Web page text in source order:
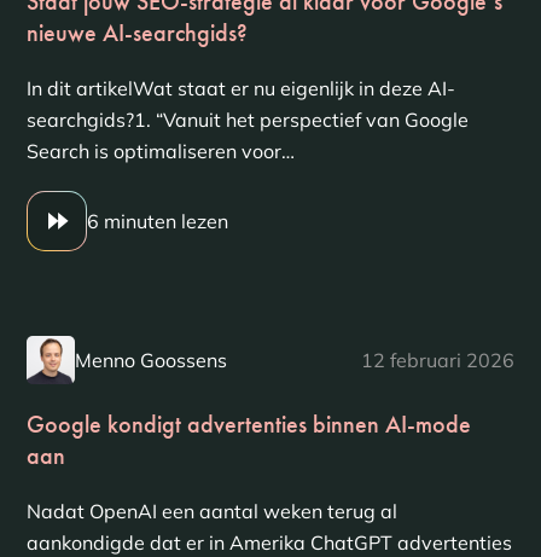
nieuwe AI-searchgids?
In dit artikelWat staat er nu eigenlijk in deze AI-
searchgids?1. “Vanuit het perspectief van Google
Search is optimaliseren voor…
6 minuten lezen
Menno Goossens 12 februari 2026
Google kondigt advertenties binnen AI-mode
aan
Nadat OpenAI een aantal weken terug al
aankondigde dat er in Amerika ChatGPT advertenties